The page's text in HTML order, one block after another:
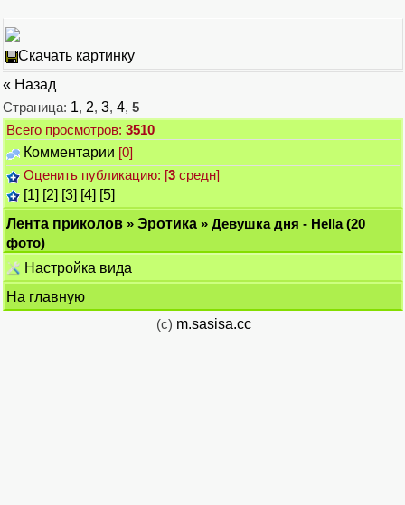
Скачать картинку
« Назад
Страница: 1, 2, 3, 4, 5
Всего просмотров: 3510
Комментарии [0]
Оценить публикацию: [3 средн]
[1] [2] [3] [4] [5]
Лента приколов » Эротика » Девушка дня - Hella (20
фото)
Настройка вида
На главную
(c) m.sasisa.cc